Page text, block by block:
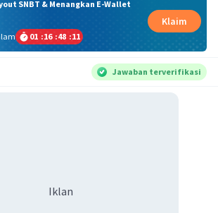
SNBT & Menangkan E-Wallet
01 :16 :48 :10
Klaim
Jawaban terverifikasi
Iklan